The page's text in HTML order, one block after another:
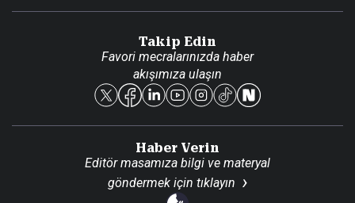
Reklam Ver
Takip Edin
Favori mecralarınızda haber
akışımıza ulaşın
Haber Verin
Editör masamıza bilgi ve materyal
göndermek için tıklayın